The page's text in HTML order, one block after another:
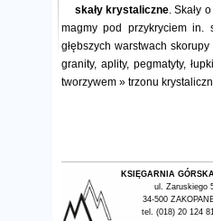
skały krystaliczne. Skały
magmy pod przykryciem in.
głębszych warstwach
granity, aplity, pegmatyty,
tworzywem » trzonu
KSIĘGARNIA
ul. Zaruskiego
34-500
tel. (018) 20 124